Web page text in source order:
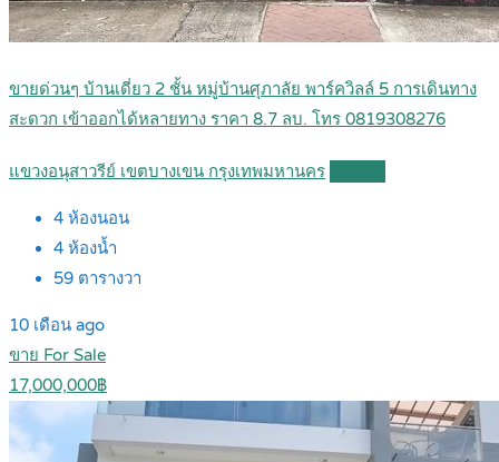
ขายด่วนๆ บ้านเดี่ยว 2 ชั้น หมู่บ้านศุภาลัย พาร์ควิลล์ 5 การเดินทาง
สะดวก เข้าออกได้หลายทาง ราคา 8.7 ลบ. โทร 0819308276
แขวงอนุสาวรีย์ เขตบางเขน กรุงเทพมหานคร
4 ห้องนอน
4 ห้องน้ำ
59 ตารางวา
10 เดือน ago
ขาย For Sale
17,000,000฿